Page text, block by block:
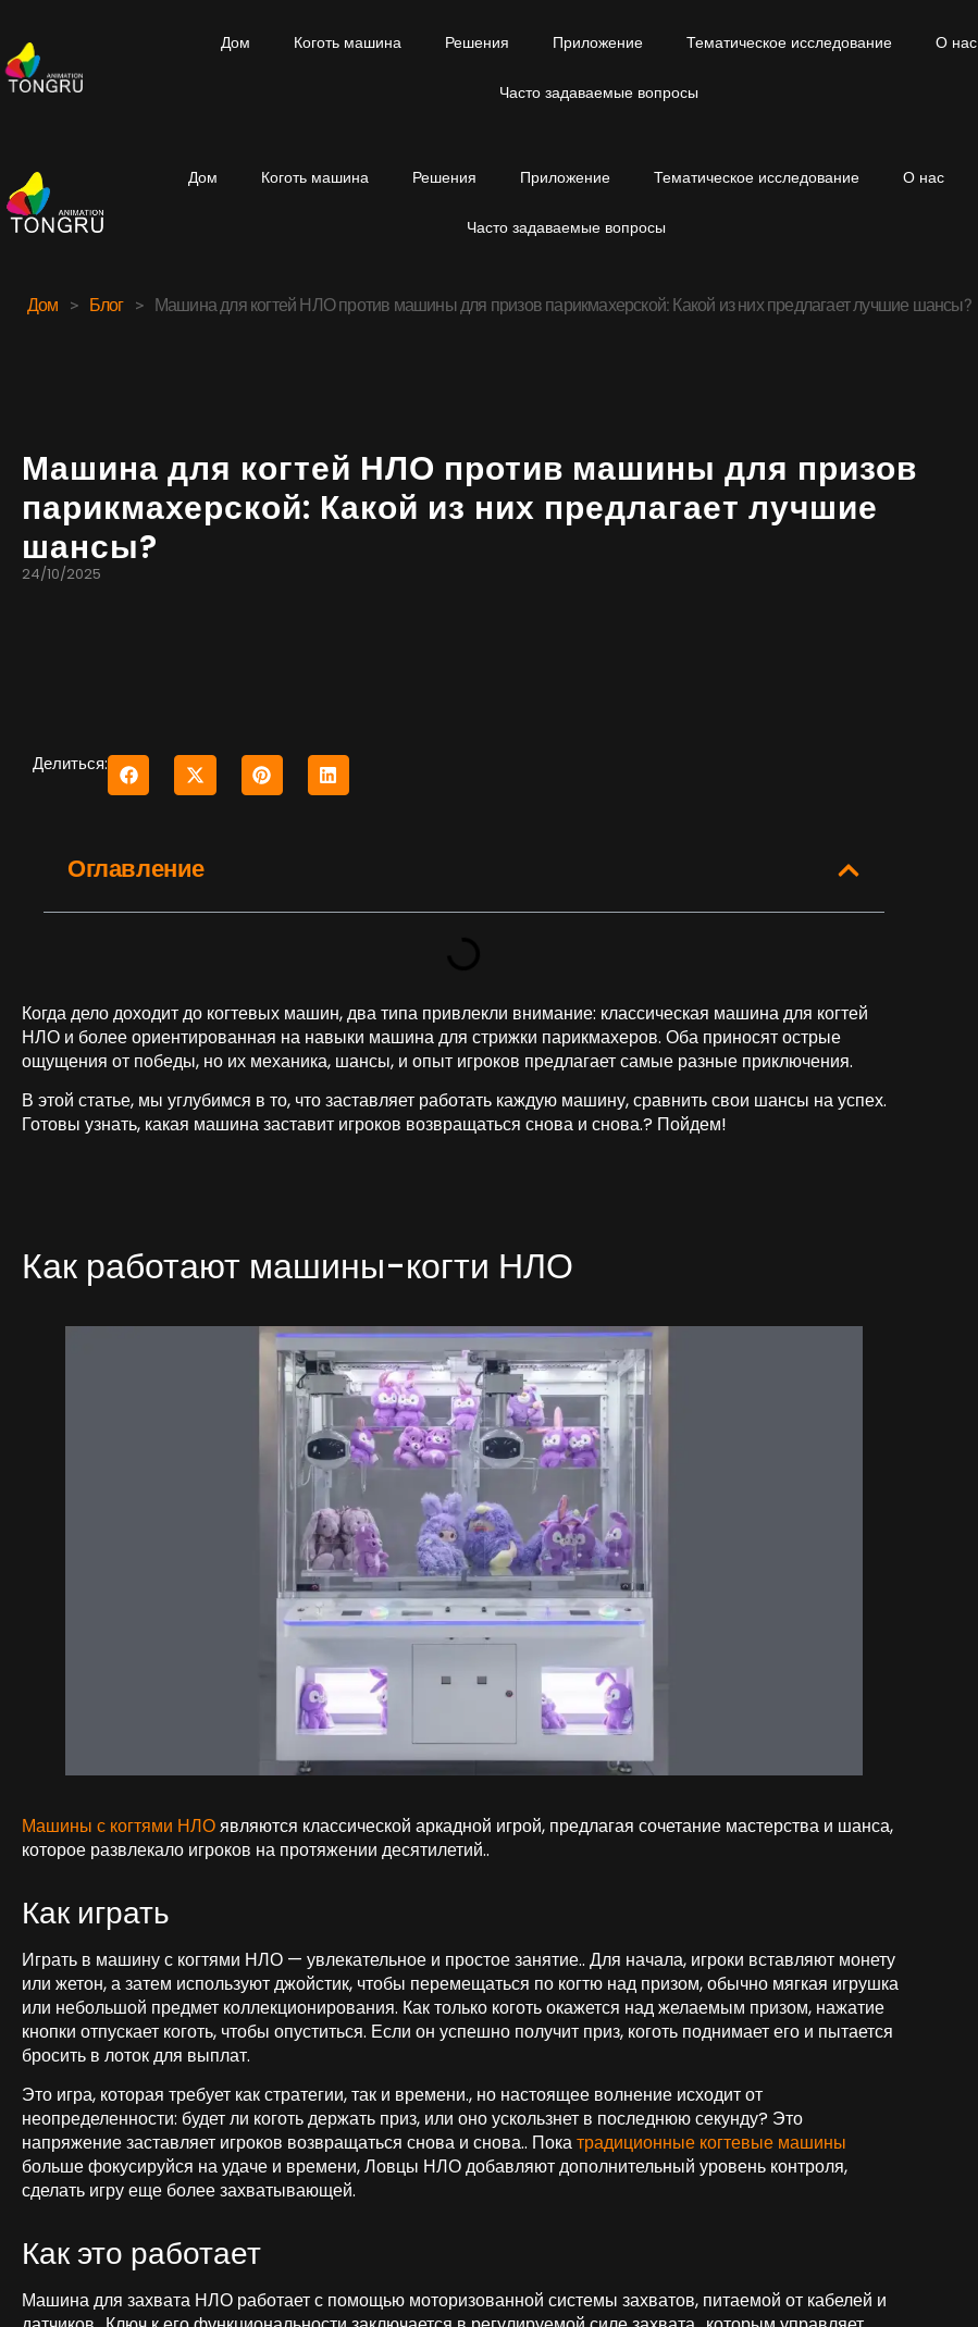
Дом Коготь машина Решения Приложение Тематическое исследование О нас
Часто задаваемые вопросы
Дом Коготь машина Решения Приложение Тематическое исследование О нас
Часто задаваемые вопросы
Дом > Блог > Машина для когтей НЛО против машины для призов парикмахерской: Какой из них предлагает лучшие шансы?
Машина для когтей НЛО против машины для призов
парикмахерской: Какой из них предлагает лучшие
шансы?
24/10/2025
Делиться:
Оглавление
Когда дело доходит до когтевых машин, два типа привлекли внимание: классическая машина для когтей
НЛО и более ориентированная на навыки машина для стрижки парикмахеров. Оба приносят острые
ощущения от победы, но их механика, шансы, и опыт игроков предлагает самые разные приключения.
В этой статье, мы углубимся в то, что заставляет работать каждую машину, сравнить свои шансы на успех.
Готовы узнать, какая машина заставит игроков возвращаться снова и снова.? Пойдем!
Как работают машины-когти НЛО
Машины с когтями НЛОявляются классической аркадной игрой, предлагая сочетание мастерства и шанса,
которое развлекало игроков на протяжении десятилетий..
Как играть
Играть в машину с когтями НЛО — увлекательное и простое занятие.. Для начала, игроки вставляют монету
или жетон, а затем используют джойстик, чтобы перемещаться по когтю над призом, обычно мягкая игрушка
или небольшой предмет коллекционирования. Как только коготь окажется над желаемым призом, нажатие
кнопки отпускает коготь, чтобы опуститься. Если он успешно получит приз, коготь поднимает его и пытается
бросить в лоток для выплат.
Это игра, которая требует как стратегии, так и времени., но настоящее волнение исходит от
неопределенности: будет ли коготь держать приз, или оно ускользнет в последнюю секунду? Это
напряжение заставляет игроков возвращаться снова и снова.. Покатрадиционные когтевые машины
больше фокусируйся на удаче и времени, Ловцы НЛО добавляют дополнительный уровень контроля,
сделать игру еще более захватывающей.
Как это работает
Машина для захвата НЛО работает с помощью моторизованной системы захватов, питаемой от кабелей и